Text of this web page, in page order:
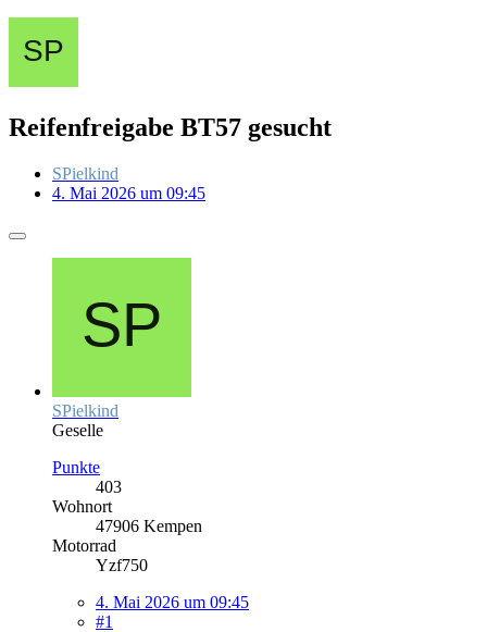
Reifenfreigabe BT57 gesucht
SPielkind
4. Mai 2026 um 09:45
SPielkind
Geselle
Punkte
403
Wohnort
47906 Kempen
Motorrad
Yzf750
4. Mai 2026 um 09:45
#1